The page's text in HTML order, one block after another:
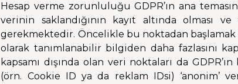
Hesap verme zorunluluğu GDPR’ın ana
verinin saklandığının kayıt altında olması
gerekmektedir. Öncelikle bu noktadan başlamak
olarak tanımlanabilir bilgiden daha fazlasını
kapsamı dışında olan veri noktaları da
(örn. Cookie ID ya da reklam IDsi) ‘anonim’